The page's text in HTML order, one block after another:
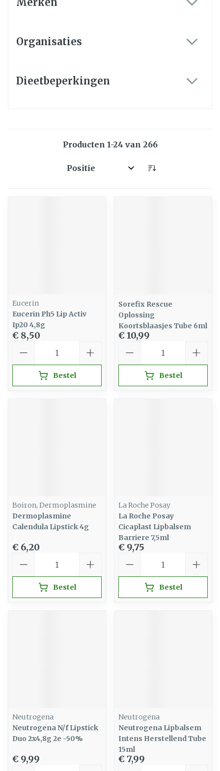
Organisaties
Dieetbeperkingen
Producten 1-24 van 266
Sorteer op:
Eucerin
Eucerin Ph5 Lip Activ
Ip20 4,8g
€ 8,50
Bestel
Sorefix Rescue
Oplossing
Koortsblaasjes Tube 6ml
€ 10,99
Bestel
Boiron, Dermoplasmine
Dermoplasmine
Calendula Lipstick 4g
€ 6,20
Bestel
La Roche Posay
La Roche Posay
Cicaplast Lipbalsem
Barriere 7,5ml
€ 9,75
Bestel
Neutrogena
Neutrogena N/f Lipstick
Duo 2x4,8g 2e -50%
€ 9,99
Neutrogena
Neutrogena Lipbalsem
Intens Herstellend Tube
15ml
€ 7,99